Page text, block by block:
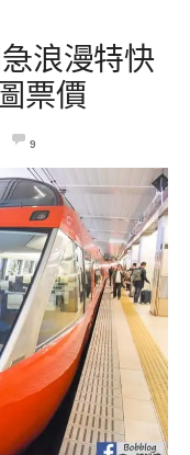
浪漫特快
票價
9